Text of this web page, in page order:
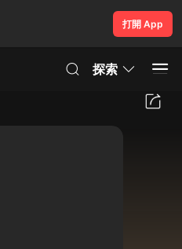
打開 App
探索